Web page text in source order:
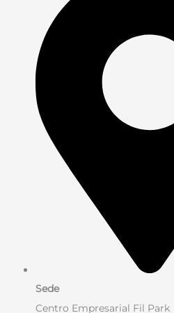
Sede
Centro Empresarial Fil Park